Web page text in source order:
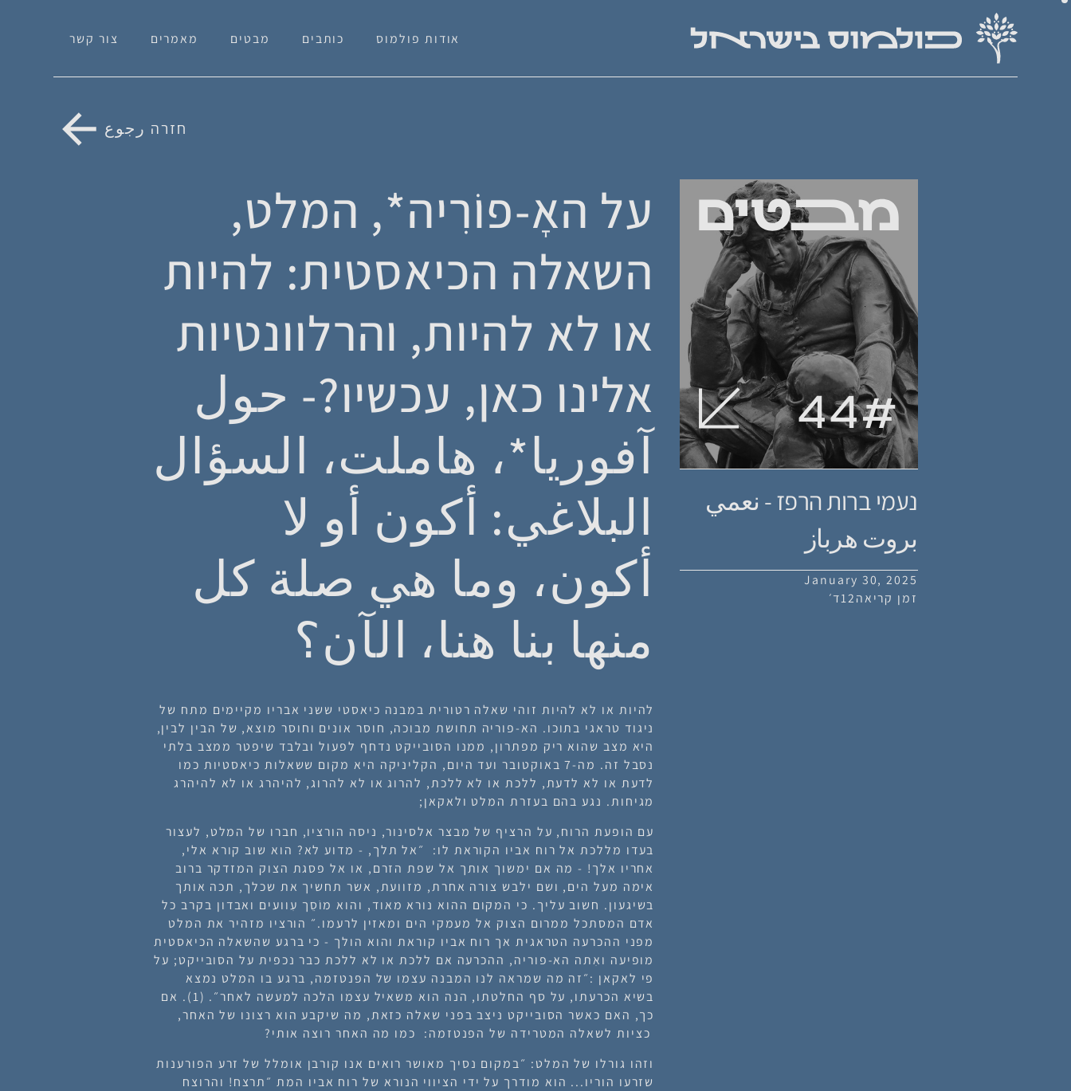
אודות פולמוס כותבים מבטים מאמרים צור קשר
חזרה رجوع
#
44
נעמי ברות הרפז - نعمي
بروت هرباز
January 30, 2025
זמן קריאה12ד׳
על האָ-פוֹרִיה*, המלט,
השאלה הכיאסטית: להיות
או לא להיות, והרלוונטיות
אלינו כאן, עכשיו?- حول
آفوريا*، هاملت، السؤال
البلاغي: أكون أو لا
أكون، وما هي صلة كل
منها بنا هنا، الآن؟
להיות או לא להיות זוהי שאלה רטורית במבנה כיאסטי ששני אבריו מקיימים מתח של
ניגוד טראגי בתוכו. הא-פוריה תחושת מבוכה, חוסר אונים וחוסר מוצא, של הבין לבין,
היא מצב שהוא ריק מפתרון, ממנו הסובייקט נדחף לפעול ובלבד שיפטר ממצב בלתי
נסבל זה. מה-7 באוקטובר ועד היום, הקליניקה היא מקום ששאלות כיאסטיות כמו
לדעת או לא לדעת, ללכת או לא ללכת, להרוג או לא להרוג, להיהרג או לא להיהרג
מגיחות. נגע בהם בעזרת המלט ולאקאן;
עם הופעת הרוח, על הרציף של מבצר אלסינור, ניסה הורציו, חברו של המלט, לעצור
בעדו מללכת אל רוח אביו הקוראת לו:
״אל תלך, - מדוע לא? הוא שוב קורא אלי,
אחריו אלך! - מה אם ימשוך אותך אל שפת הזרם, או אל פסגת הצוק המזדקר ברוב
אימה מעל הים, ושם ילבש צורה אחרת, מזוועת, אשר תחשיך את שכלך, תכה אותך
בשיגעון. חשוב עליך. כי המקום ההוא נורא מאוד, והוא מוֹסֵך עִוועים ואבדון בקרב כל
אדם המסתכל ממרום הצוק אל מעמקי הים ומאזין לרעמו.״ הורציו מזהיר את המלט
מפני ההכרעה הטראגית אך רוח אביו קוראת והוא הולך - כי ברגע שהשאלה הכיאסטית
מופיעה ואִתה הא-פוריה, ההכרעה אם ללכת או לא ללכתכבר נכפית על הסובייקט; על
פי לאקאן :״זה מה שמראה לנו המבנה עצמו של הפנטזמה, ברגע בו המלט נמצא
בשיא הכרעתו, על סף החלטתו, הנה הוא משאיל עצמו הלכה למעשה לאחר״. (1). אם
כך, האם כאשר הסובייקט ניצב בפני שאלה כזאת, מה שיקבע הוא רצונו של האחר,
כציות לשאלה המטרידה של הפנטזמה: כמו מה האחר רוצה אותי?
וזהו גורלו של המלט: ״במקום נסיך מאושר רואים אנו קורבן אומלל של זרע הפורענות
שזרעו הוריו... הוא מודרך על ידי הציווי הנורא של רוח אביו המת ״תרצח! והרוצח